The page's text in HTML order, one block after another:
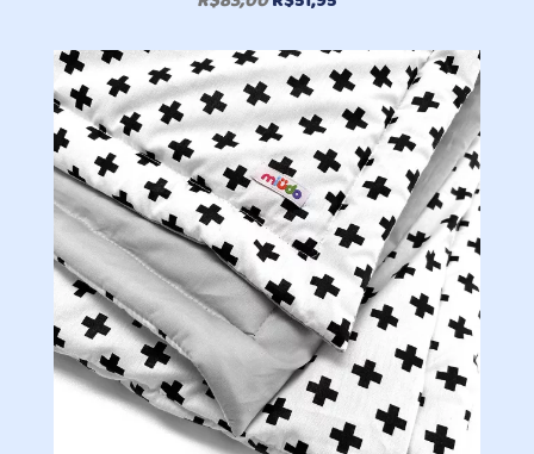
original
era:
R$83,00.
atual
é:
R$51,95.